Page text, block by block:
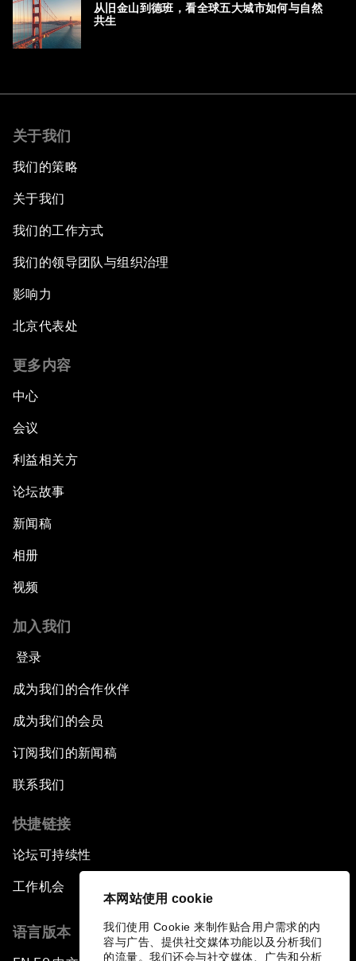
本网站使用 cookie
我们使用 Cookie 来制作贴合用户需求的内
容与广告、提供社交媒体功能以及分析我们
的流量。我们还会与社交媒体、广告和分析
从旧金山到德班，看全球五大城市如何与自然
共生
关于我们
我们的策略
关于我们
我们的工作方式
我们的领导团队与组织治理
影响力
北京代表处
更多内容
中心
会议
利益相关方
论坛故事
新闻稿
相册
视频
加入我们
登录
成为我们的合作伙伴
成为我们的会员
订阅我们的新闻稿
联系我们
快捷链接
论坛可持续性
工作机会
语言版本